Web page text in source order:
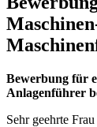
Bewerbung für
Anlagenführer
Sehr geehrte